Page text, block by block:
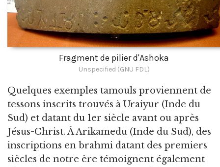
Fragment de pilier d'Ashoka
Unspecified (GNU FDL)
Quelques exemples tamouls proviennent de
tessons inscrits trouvés à Uraiyur (Inde du
Sud) et datant du 1er siècle avant ou après
Jésus-Christ. À Arikamedu (Inde du Sud), des
inscriptions en brahmi datant des premiers
siècles de notre ère témoignent également